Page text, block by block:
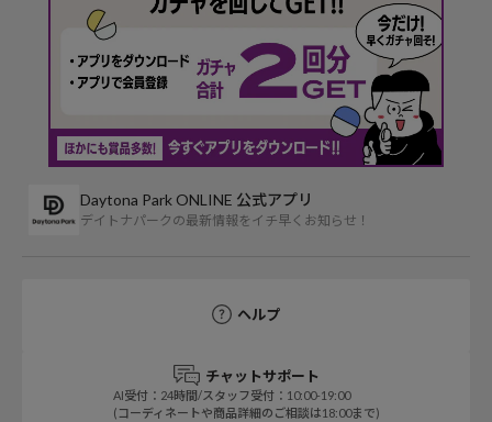
Daytona Park ONLINE 公式アプリ
デイトナパークの最新情報をイチ早くお知らせ！
ヘルプ
チャットサポート
AI受付：24時間/スタッフ受付：10:00-19:00
(コーディネートや商品詳細のご相談は18:00まで)